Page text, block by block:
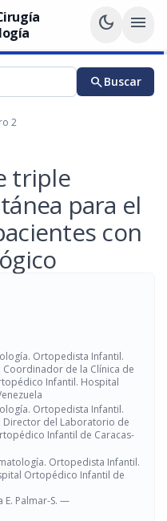
dark_mode menu
searchBuscar
2
triple
para el
con
Ortopedista Infantil.
de la Clínica de
Infantil. Hospital
Ortopedista Infantil.
Director del Laboratorio de
Infantil de Caracas-
Ortopedista Infantil.
Ortopédico Infantil de
Palmar-S. —